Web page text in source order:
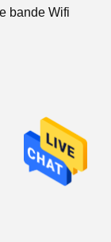
bande Wifi